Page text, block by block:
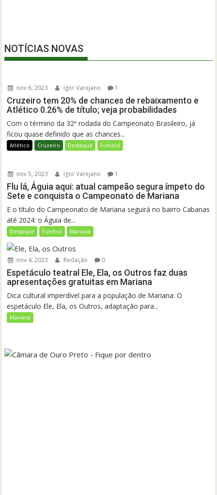
NOTÍCIAS NOVAS
nov 6, 2023 Igor Varejano 1
Cruzeiro tem 20% de chances de rebaixamento e
Atlético 0.26% de título; veja probabilidades
Com o término da 32ª rodada do Campeonato Brasileiro, já
ficou quase definido que as chances...
Atlético Cruzeiro Destaque Futebol
nov 5, 2023 Igor Varejano 1
Flu lá, Águia aqui: atual campeão segura ímpeto do
Sete e conquista o Campeonato de Mariana
E o título do Campeonato de Mariana seguirá no bairro Cabanas
até 2024: o Águia de...
Destaque Futebol Mariana
nov 4, 2023 Redação 0
Espetáculo teatral Ele, Ela, os Outros faz duas
apresentações gratuitas em Mariana
Dica cultural imperdível para a população de Mariana: O
espetáculo Ele, Ela, os Outros, adaptação para...
Mariana